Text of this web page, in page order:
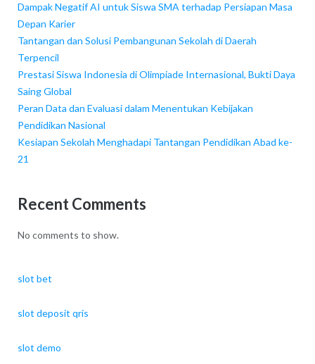
Dampak Negatif AI untuk Siswa SMA terhadap Persiapan Masa
Depan Karier
Tantangan dan Solusi Pembangunan Sekolah di Daerah
Terpencil
Prestasi Siswa Indonesia di Olimpiade Internasional, Bukti Daya
Saing Global
Peran Data dan Evaluasi dalam Menentukan Kebijakan
Pendidikan Nasional
Kesiapan Sekolah Menghadapi Tantangan Pendidikan Abad ke-
21
Recent Comments
No comments to show.
slot bet
slot deposit qris
slot demo